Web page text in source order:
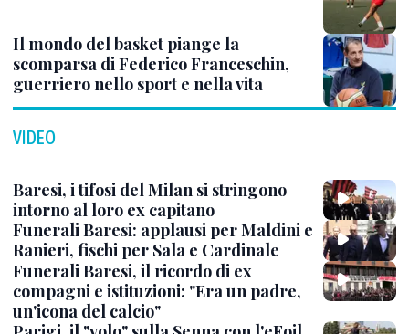
Il mondo del basket piange la
scomparsa di Federico Franceschin,
guerriero nello sport e nella vita
VIDEO
Baresi, i tifosi del Milan si stringono
intorno al loro ex capitano
Funerali Baresi: applausi per Maldini e
Ranieri, fischi per Sala e Cardinale
Funerali Baresi, il ricordo di ex
compagni e istituzioni: "Era un padre,
un'icona del calcio"